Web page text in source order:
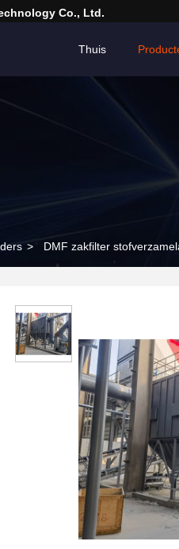
Co., Ltd.
Thuis
> DMF zakfilter